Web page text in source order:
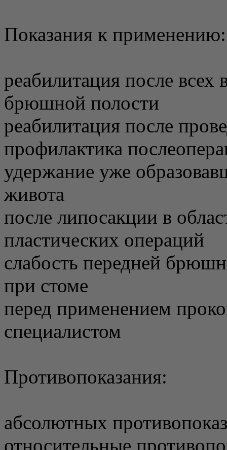
Показания к применению:
реабилитация после всех
брюшной полости
реабилитация после
профилактика
удержание уже
живота
после липосакции в
пластических операций
слабость передней
при стоме
перед применением
специалистом
Противопоказания:
абсолютных
относительные